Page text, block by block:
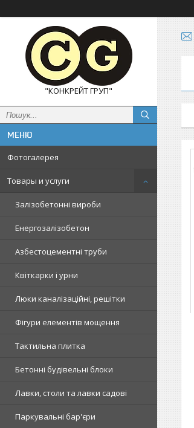
"КОНКРЕЙТ ГРУП"
Фотогалерея
Товары и услуги
Залізобетонні вироби
Енергозалізобетон
Азбестоцементні труби
Квіткарки і урни
Люки каналізаційні, решітки
Фігури елементів мощення
Тактильна плитка
Бетонні будівельні блоки
Лавки, столи та лавки садові
Паркувальні бар'єри